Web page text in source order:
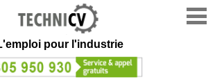
pour l'industrie